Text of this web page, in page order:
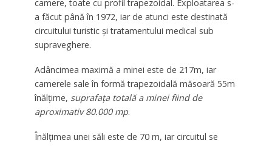
camere, toate cu profil trapezoidal. Exploatarea s-
a făcut până în 1972, iar de atunci este destinată
circuitului turistic și tratamentului medical sub
supraveghere.
Adâncimea maximă a minei este de 217m, iar
camerele sale în formă trapezoidală măsoară 55m
înălțime, suprafața totală a minei fiind de
aproximativ 80.000 mp.
Înălțimea unei săli este de 70 m, iar circuitul se